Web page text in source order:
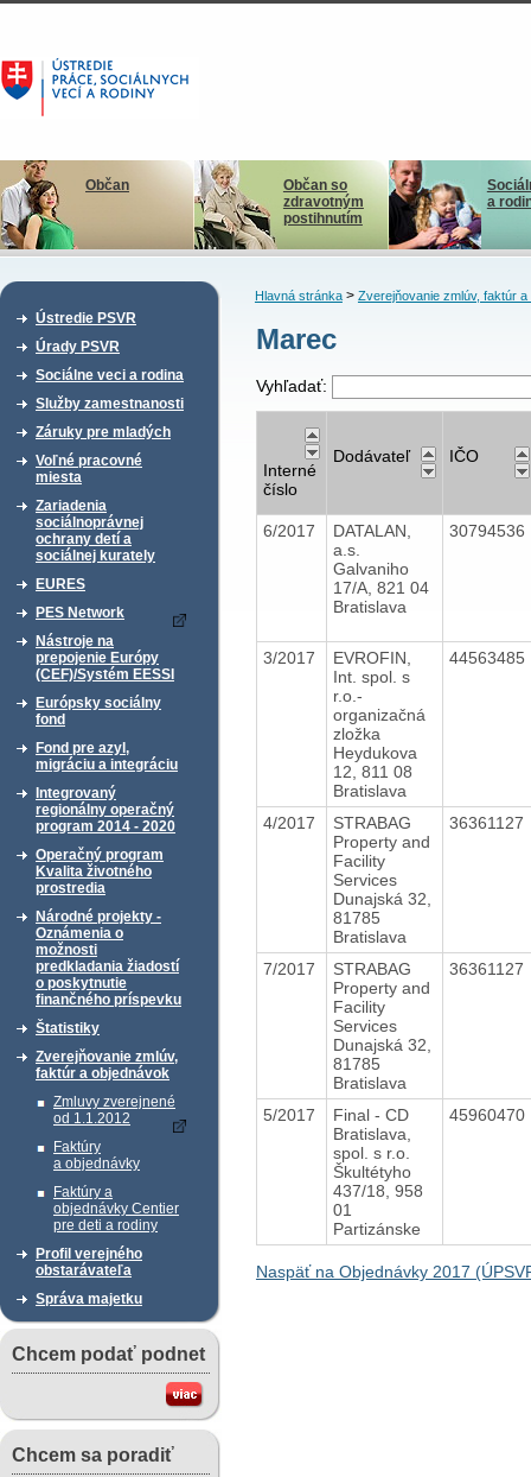
Občan
Občan so
zdravotným
postihnutím
a
Ústredie PSVR
Úrady PSVR
Sociálne veci a rodina
Služby zamestnanosti
Záruky pre mladých
Voľné pracovné
miesta
Zariadenia
sociálnoprávnej
ochrany detí a
sociálnej kurately
EURES
PES Network
Nástroje na
prepojenie Európy
(CEF)/Systém EESSI
Európsky sociálny
fond
Fond pre azyl,
migráciu a integráciu
Integrovaný
regionálny operačný
program 2014 - 2020
Operačný program
Kvalita životného
prostredia
Národné projekty -
Oznámenia o
možnosti
predkladania žiadostí
o poskytnutie
finančného príspevku
Štatistiky
Zverejňovanie zmlúv,
faktúr a objednávok
Zmluvy zverejnené
od 1.1.2012
Faktúry
a objednávky
Faktúry a
objednávky Centier
pre deti a rodiny
Profil verejného
obstarávateľa
Správa majetku
Chcem podať podnet
Chcem sa poradiť
Hlavná stránka> Zverejňovanie zmlúv, faktúr a
Marec
Vyhľadať:
Interné
číslo
Dodávateľ IČO
6/2017
DATALAN,
a.s.
Galvaniho
17/A, 821 04
Bratislava
30794536
3/2017
EVROFIN,
Int. spol. s
r.o.-
organizačná
zložka
Heydukova
12, 811 08
Bratislava
44563485
4/2017
STRABAG
Property and
Facility
Services
Dunajská 32,
81785
Bratislava
36361127
7/2017
STRABAG
Property and
Facility
Services
Dunajská 32,
81785
Bratislava
36361127
5/2017
Final - CD
Bratislava,
spol. s r.o.
Škultétyho
437/18, 958
01
Partizánske
45960470
Naspäť na Objednávky 2017